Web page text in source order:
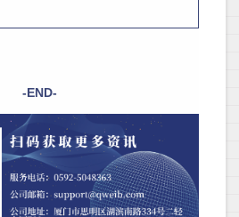
-END-